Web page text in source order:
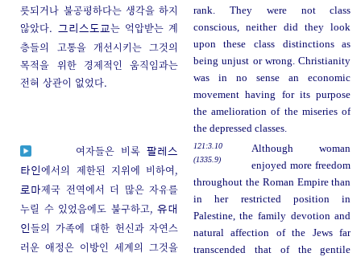
릇되거나 불공평하다는 생각을 하지
않았다.
그리스도교는 억압받는 계
층들의 고통을 개선시키는 그것의
목적을 위한 경제적인 움직임과는
전혀 상관이 없었다.
rank. They were not class
conscious, neither did they look
upon these class distinctions as
being unjust or wrong. Christianity
was in no sense an economic
movement having for its purpose
the amelioration of the miseries of
the depressed classes.
여자들은 비록팔레스
타인에서의 제한된 지위에 비하여,
로마제국 전역에서 더 많은 자유를
누릴 수 있었음에도 불구하고,유대
인들의 가족에 대한 헌신과 자연스
러운 애정은 이방인 세계의 그것을
121:3.10
(1335.9)
Although woman
enjoyed more freedom
throughout the Roman Empire than
in her restricted position in
Palestine, the family devotion and
natural affection of the Jews far
transcended that of the gentile